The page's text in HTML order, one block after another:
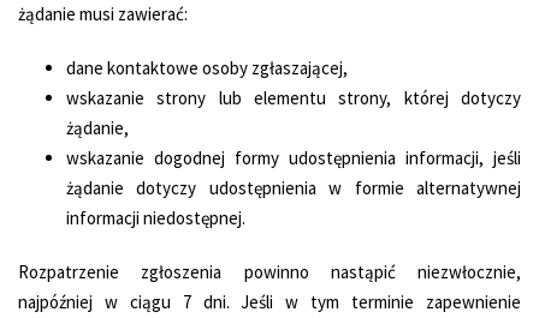
żądanie musi zawierać:
dane kontaktowe osoby zgłaszającej,
wskazanie strony lub elementu strony, której dotyczy
żądanie,
wskazanie dogodnej formy udostępnienia informacji, jeśli
żądanie dotyczy udostępnienia w formie alternatywnej
informacji niedostępnej.
Rozpatrzenie zgłoszenia powinno nastąpić niezwłocznie,
najpóźniej w ciągu 7 dni. Jeśli w tym terminie zapewnienie